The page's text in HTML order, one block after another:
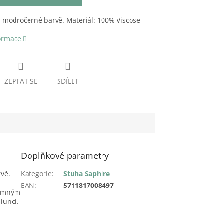
modročerné barvě. Materiál: 100% Viscose
ZEPTAT SE SDÍLET
Doplňkové parametry
Kategorie:
Stuha Saphire
EAN: 5711817008497